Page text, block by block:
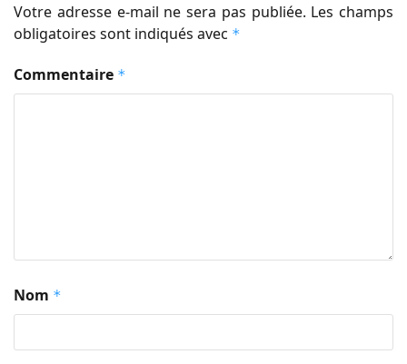
Votre adresse e-mail ne sera pas publiée. Les champs
obligatoires sont indiqués avec *
Commentaire *
Nom *